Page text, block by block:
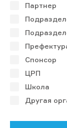
Партнер
Спонсор
ЦРП
Школа
Другая